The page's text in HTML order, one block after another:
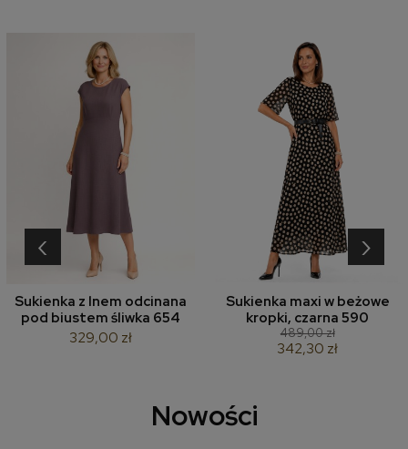
Sukienka z lnem odcinana
pod biustem śliwka 654
329,00 zł
Sukienka maxi w beżowe
kropki, czarna 590
489,00 zł
342,30 zł
‹ ›
Nowości